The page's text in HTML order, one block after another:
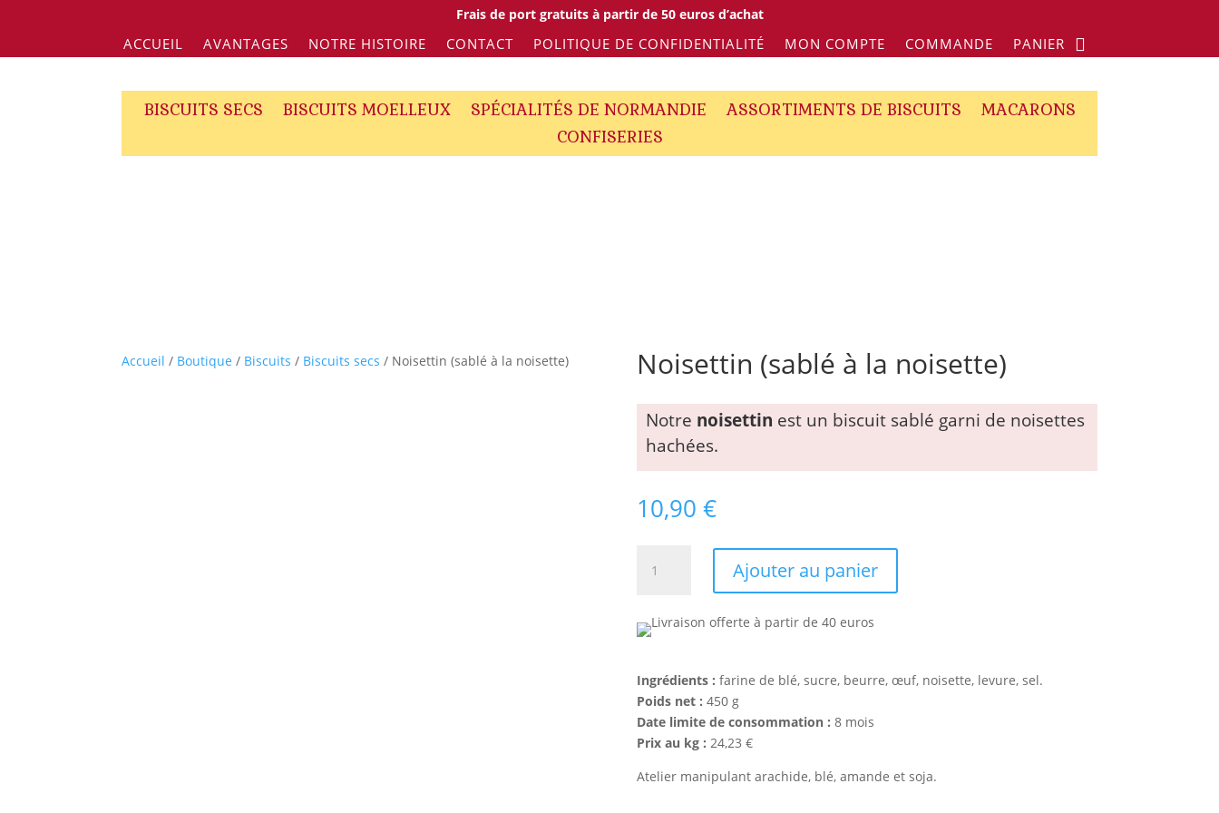
Frais de port gratuits à partir de 50 euros d’achat
ACCUEIL AVANTAGES NOTRE HISTOIRE CONTACT POLITIQUE DE CONFIDENTIALITÉ MON COMPTE COMMANDE PANIER
BISCUITS SECS BISCUITS MOELLEUX SPÉCIALITÉS DE NORMANDIE ASSORTIMENTS DE BISCUITS
MACARONS
CONFISERIES
Accueil / Boutique / Biscuits / Biscuits secs / Noisettin (sablé à la noisette) Noisettin (sablé à la noisette)
Notre noisettin est un biscuit sablé garni de noisettes
hachées.
10,90 €
(sablé
à
noisette)
Ajouter au panier
Ingrédients : farine de blé, sucre, beurre, œuf, noisette, levure, sel.
Poids net : 450 g
Date limite de consommation : 8 mois
Prix au kg : 24,23 €
Atelier manipulant arachide, blé, amande et soja.